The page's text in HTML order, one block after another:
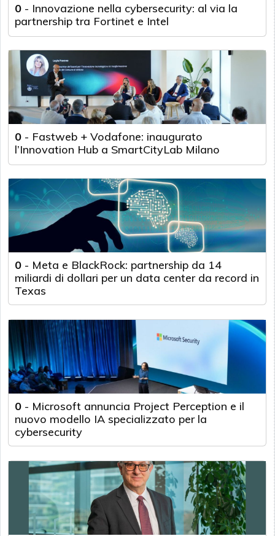
0 - Innovazione nella cybersecurity: al via la
partnership tra Fortinet e Intel
0 - Fastweb + Vodafone: inaugurato
l’Innovation Hub a SmartCityLab Milano
0 - Meta e BlackRock: partnership da 14
miliardi di dollari per un data center da record in
Texas
0 - Microsoft annuncia Project Perception e il
nuovo modello IA specializzato per la
cybersecurity